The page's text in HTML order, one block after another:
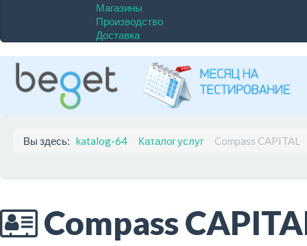
Магазины
Производство
Доставка
Вы здесь: katalog-64 Каталог услуг Compass CAPITAL
Compass